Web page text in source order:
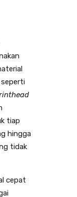
seperti
tiap
hingga
tidak
cepat